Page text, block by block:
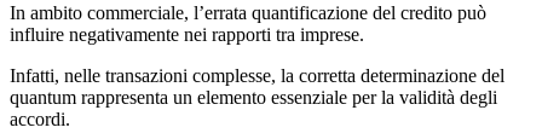
In ambito commerciale, l’errata quantificazione del credito può
influire negativamente nei rapporti tra imprese.
Infatti, nelle transazioni complesse, la corretta determinazione del
quantum rappresenta un elemento essenziale per la validità degli
accordi.